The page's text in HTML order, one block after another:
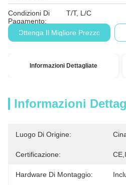
Condizioni Di
Pagamento:
T/T, L/C
Ottenga Il Migliore Prezzo
Informazioni Dettagliate
Informazioni
Luogo Di Origine:
Certificazione:
Hardware Di Montaggio: